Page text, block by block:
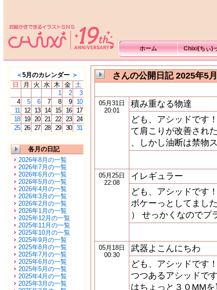
ホーム Chixi(ちぃ)
＜5月のカレンダー ＞
日
月 火 水 木 金 土
1
2
3
4
5 6 7 8 9
10
11
12 13 14 15 16
17
18
19 20 21 22 23
24
25 26 27 28 29 30 31
各月の日記
2026年8月の一覧
2026年7月の一覧
2026年6月の一覧
2026年5月の一覧
2026年4月の一覧
2026年3月の一覧
2026年2月の一覧
2026年1月の一覧
2025年12月の一覧
2025年11月の一覧
2025年10月の一覧
2025年9月の一覧
2025年8月の一覧
2025年7月の一覧
2025年6月の一覧
2025年5月の一覧
2025年4月の一覧
2025年3月の一覧
さんの公開日記 2025年5月
05月31日
20:01
積み重なる物達
ども、アシッドです
て肩こりが改善され
、しかし油断は禁物
05月25日
22:08
イレギュラー
ども、アシッドです
ボケーっとしてまし
） せっかくなのでプ
05月18日
00:30
武器よこんにちわ
ども、アシッドです
つつあるアシッドで
はちょっと３０MM